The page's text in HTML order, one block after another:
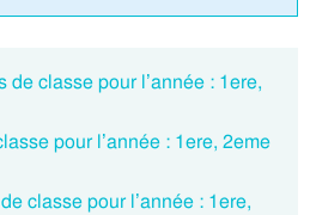
de classe pour l’année : 1ere,
pour l’année : 1ere, 2eme
classe pour l’année : 1ere,